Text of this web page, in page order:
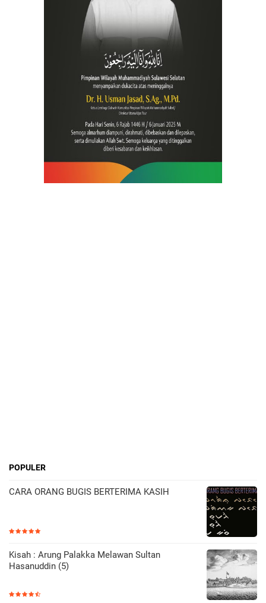
POPULER
CARA ORANG BUGIS BERTERIMA KASIH
Kisah : Arung Palakka Melawan Sultan
Hasanuddin (5)